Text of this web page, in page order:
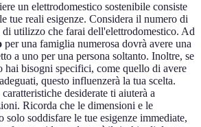
un elettrodomestico sostenibile consiste
tue reali esigenze. Considera il numero di
di utilizzo che farai dell'elettrodomestico. Ad
per una famiglia numerosa dovrà avere una
a uno per una persona soltanto. Inoltre, se
hai bisogni specifici, come quello di avere
questo influenzerà la tua scelta.
desiderate ti aiuterà a
Ricorda che le dimensioni e le
soddisfare le tue esigenze immediate,